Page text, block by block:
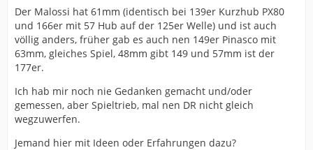
Der Malossi hat 61mm (identisch bei 139er Kurzhub PX80
und 166er mit 57 Hub auf der 125er Welle) und ist auch
völlig anders, früher gab es auch nen 149er Pinasco mit
63mm, gleiches Spiel, 48mm gibt 149 und 57mm ist der
177er.
Ich hab mir noch nie Gedanken gemacht und/oder
gemessen, aber Spieltrieb, mal nen DR nicht gleich
wegzuwerfen.
Jemand hier mit Ideen oder Erfahrungen dazu?